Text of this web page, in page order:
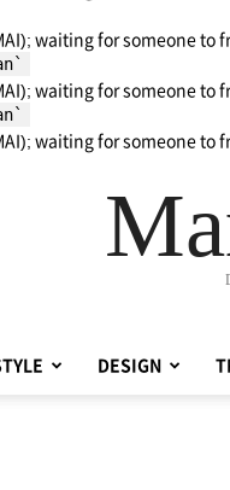
waiting for someone to
waiting for someone to
waiting for someone to
DESIGN